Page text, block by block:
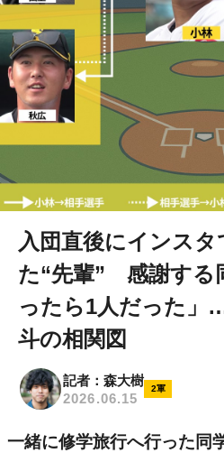
入団直後にインス
た“先輩” 感謝する
ったら1人だった」
斗の相関図
記者：森大樹
2026.06.15
2軍
一緒に修学旅行へ行った同